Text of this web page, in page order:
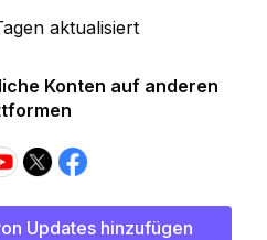
aktualisiert
Konten auf anderen
Updates hinzufügen